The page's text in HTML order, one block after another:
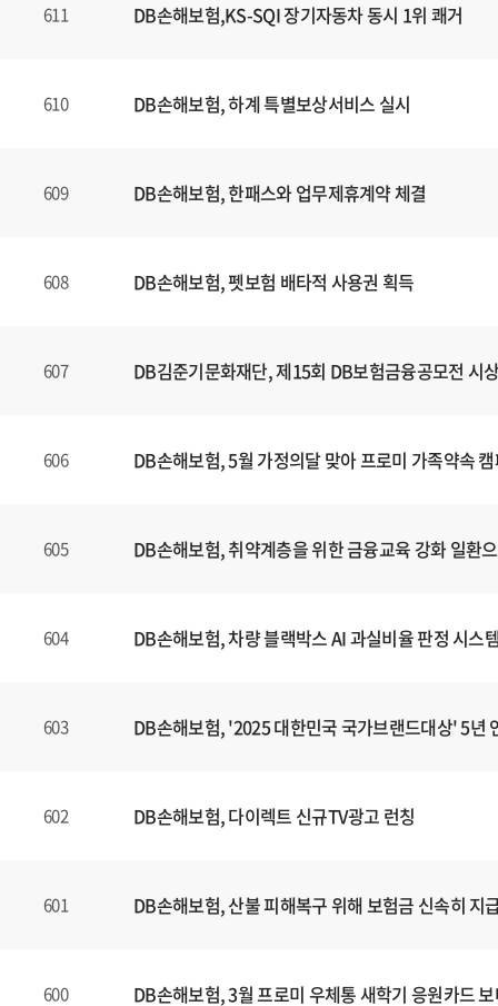
611 DB손해보험,KS-SQI 장기자동차 동시 1위 쾌거
610 DB손해보험, 하계 특별보상서비스 실시
609 DB손해보험, 한패스와 업무제휴계약 체결
608 DB손해보험, 펫보험 배타적 사용권 획득
607 DB김준기문화재단, 제15회 DB보험금융공모전 시
606 DB손해보험, 5월 가정의달 맞아 프로미 가족약속
605 DB손해보험, 취약계층을 위한 금융교육 강화 일환
604 DB손해보험, 차량 블랙박스 AI 과실비율 판정 시스
603 DB손해보험, '2025 대한민국 국가브랜드대상' 5년
602 DB손해보험, 다이렉트 신규TV광고 런칭
601 DB손해보험, 산불 피해복구 위해 보험금 신속히 지
600 DB손해보험, 3월 프로미 우체통 새학기 응원카드